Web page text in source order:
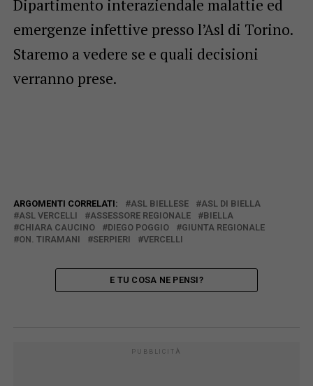
Dipartimento interaziendale malattie ed
emergenze infettive presso l’Asl di Torino.
Staremo a vedere se e quali decisioni
verranno prese.
ARGOMENTI CORRELATI: ASL BIELLESE
ASL DI BIELLA
ASL VERCELLI
ASSESSORE REGIONALE
BIELLA
CHIARA CAUCINO
DIEGO POGGIO
GIUNTA REGIONALE
ON. TIRAMANI
SERPIERI VERCELLI
E TU COSA NE PENSI?
PUBBLICITÀ